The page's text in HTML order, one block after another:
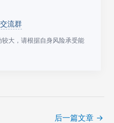
流群
大，请根据自身风险承受能
后一篇文章 →